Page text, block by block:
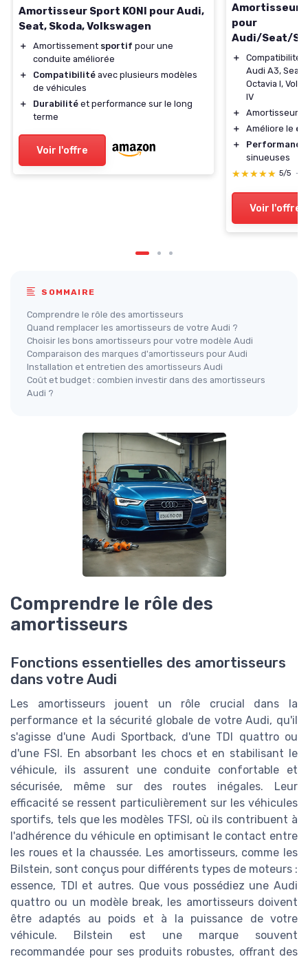
Amortisseur Sport KONI pour Audi,
Seat, Skoda, Volkswagen
＋ Amortissement sportif pour une
conduite améliorée
＋
Compatibilité avec plusieurs modèles
de véhicules
＋
Durabilité et performance sur le long
terme
Voir l'offre
Amortisseur
pour
Audi/Seat/
＋
Compatibilité
Audi A3, Seat
Octavia I,
IV
＋
Amortisseur
＋
Améliore le
＋
Performance
sinueuses
★★★★★
★★★★★ 5/5 —
Voir l'offre
SOMMAIRE
Comprendre le rôle des amortisseurs
Quand remplacer les amortisseurs de votre Audi ?
Choisir les bons amortisseurs pour votre modèle Audi
Comparaison des marques d'amortisseurs pour Audi
Installation et entretien des amortisseurs Audi
Coût et budget : combien investir dans des amortisseurs
Audi ?
Comprendre le rôle des
amortisseurs
Fonctions essentielles des amortisseurs
dans votre Audi
Les amortisseurs jouent un rôle crucial dans la
performance et la sécurité globale de votre Audi, qu'il
s'agisse d'une Audi Sportback, d'une TDI quattro ou
d'une FSI. En absorbant les chocs et en stabilisant le
véhicule, ils assurent une conduite confortable et
sécurisée, même sur des routes inégales. Leur
efficacité se ressent particulièrement sur les véhicules
sportifs, tels que les modèles TFSI, où ils contribuent à
l'adhérence du véhicule en optimisant le contact entre
les roues et la chaussée. Les amortisseurs, comme les
Bilstein, sont conçus pour différents types de moteurs :
essence, TDI et autres. Que vous possédiez une Audi
quattro ou un modèle break, les amortisseurs doivent
être adaptés au poids et à la puissance de votre
véhicule. Bilstein est une marque souvent
recommandée pour ses produits robustes, offrant des